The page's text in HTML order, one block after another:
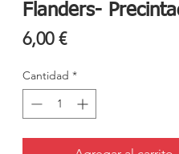
Flanders-
6,00 €Precio
Cantidad *